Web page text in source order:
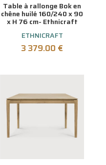
Table à rallonge Bok en
chêne huilé 160/240 x 90
x H 76 cm- Ethnicraft
ETHNICRAFT
3 379.00 €